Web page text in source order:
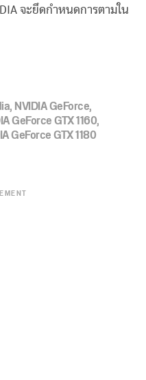
จะยึดกำหนดการตามใน
,NVIDIA GeForce,
GeForce GTX 1160,
GeForce GTX 1180